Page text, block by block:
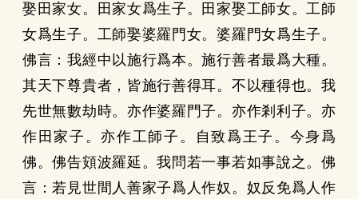
娶田家女。田家女爲生子。田家娶工師女。工師
女爲生子。工師娶婆羅門女。婆羅門女爲生子。
佛言：我經中以施行爲本。施行善者最爲大種。
其天下尊貴者，皆施行善得耳。不以種得也。我
先世無數劫時。亦作婆羅門子。亦作剎利子。亦
作田家子。亦作工師子。自致爲王子。今身爲
佛。佛告頞波羅延。我問若一事若如事說之。佛
言：若見世間人善家子爲人作奴。奴反免爲人作